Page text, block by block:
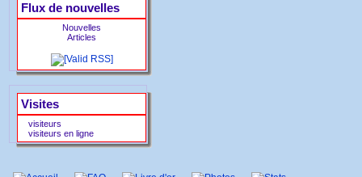
Flux de nouvelles
Nouvelles
Articles
Visites
visiteurs
visiteurs en ligne